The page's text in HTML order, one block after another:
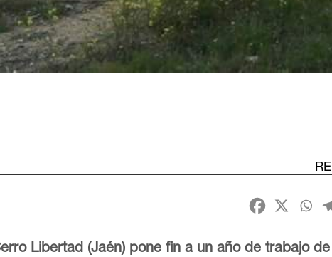
Libertad (Jaén) pone fin a un año de trabajo de